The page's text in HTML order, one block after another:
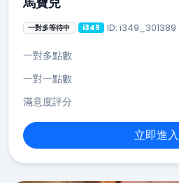
一對多等待中 i349 ID: i349_301389
一對多點數
一對一點數
滿意度評分
立即進入